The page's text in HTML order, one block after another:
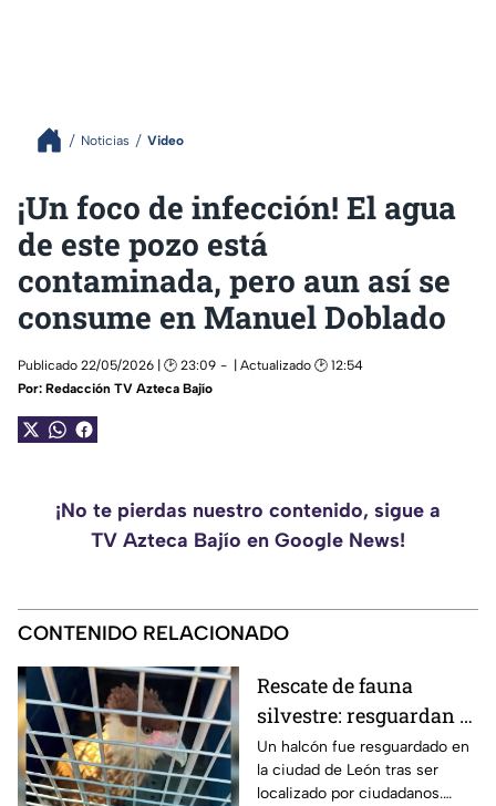
Noticias Video
¡Un foco de infección! El agua
de este pozo está
contaminada, pero aun así se
consume en Manuel Doblado
Publicado 22/05/2026 | 🕑 23:09
| Actualizado 🕑 12:54
Por: Redacción TV Azteca Bajío
¡No te pierdas nuestro contenido, sigue a
TV Azteca Bajío en Google News!
CONTENIDO RELACIONADO
Rescate de fauna
silvestre: resguardan a
halcón localizado en la
ciudad de León
Un halcón fue resguardado en
la ciudad de León tras ser
localizado por ciudadanos.